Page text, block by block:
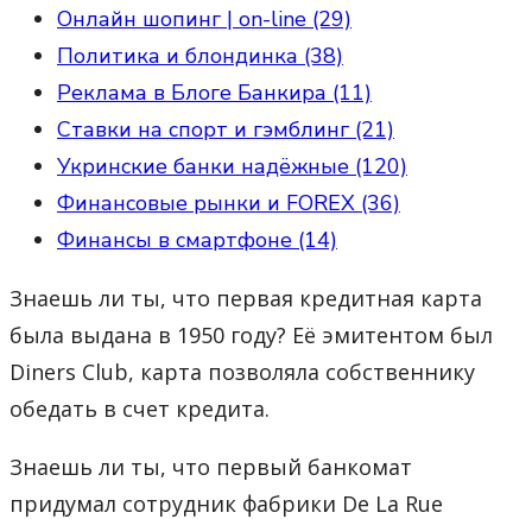
Онлайн шопинг | on-line (29)
Политика и блондинка (38)
Реклама в Блоге Банкира (11)
Ставки на спорт и гэмблинг (21)
Укринские банки надёжные (120)
Финансовые рынки и FOREX (36)
Финансы в смартфоне (14)
Знаешь ли ты, что первая кредитная карта
была выдана в 1950 году? Её эмитентом был
Diners Club, карта позволяла собственнику
обедать в счет кредита.
Знаешь ли ты, что первый банкомат
придумал сотрудник фабрики De La Rue